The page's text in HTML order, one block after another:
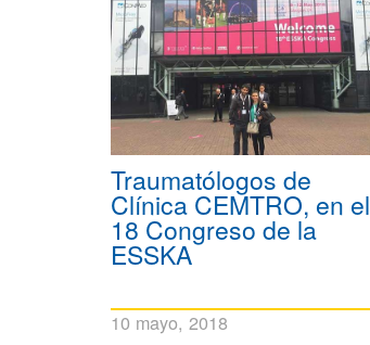
Traumatólogos de
Clínica CEMTRO, en el
18 Congreso de la
ESSKA
10 mayo, 2018